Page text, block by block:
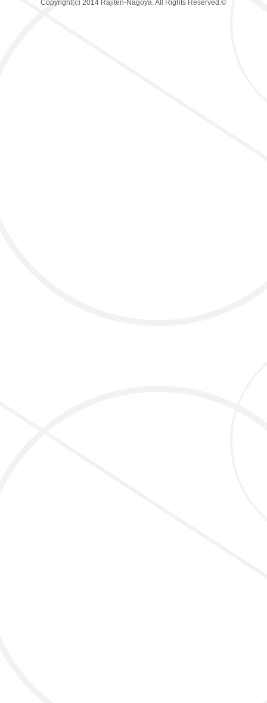
Copyright(c) 2014 Rajiten-Nagoya. All Rights Reserved.©